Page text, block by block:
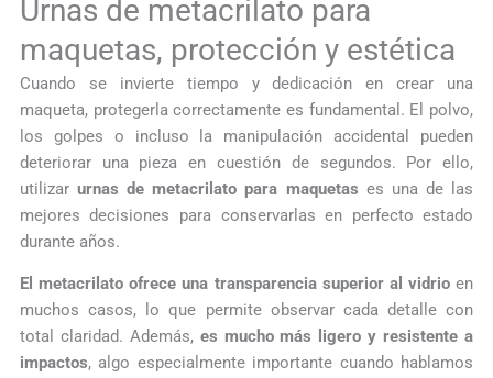
Urnas de metacrilato para
maquetas, protección y estética
Cuando se invierte tiempo y dedicación en crear una
maqueta, protegerla correctamente es fundamental. El polvo,
los golpes o incluso la manipulación accidental pueden
deteriorar una pieza en cuestión de segundos. Por ello,
utilizarurnas de metacrilato para maquetas es una de las
mejores decisiones para conservarlas en perfecto estado
durante años.
El metacrilato ofrece una transparencia superior al vidrioen
muchos casos, lo que permite observar cada detalle con
total claridad. Además, es mucho más ligero y resistente a
impactos, algo especialmente importante cuando hablamos